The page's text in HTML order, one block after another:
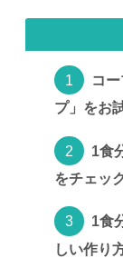
コ
プ」をお
1食
をチェッ
1食
しい作り